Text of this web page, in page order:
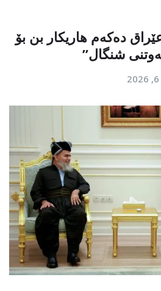
دەكەم هاریكار بن بۆ
شنگال”